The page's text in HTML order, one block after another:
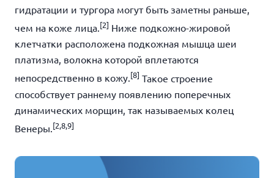
гидратации и тургора могут быть заметны раньше,
чем на коже лица. [2] Ниже подкожно-жировой
клетчатки расположена подкожная мышца шеи
платизма, волокна которой вплетаются
непосредственно в кожу. [8] Такое строение
способствует раннему появлению поперечных
динамических морщин, так называемых колец
Венеры.[2,8,9]